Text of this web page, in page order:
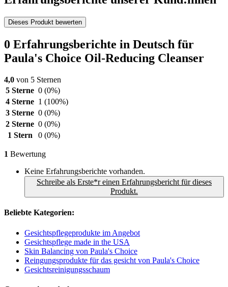
Dieses Produkt bewerten
0 Erfahrungsberichte in Deutsch für
Paula's Choice Oil-Reducing Cleanser
4,0 von 5 Sternen
5 Sterne 0 (0%)
4 Sterne 1 (100%)
3 Sterne 0 (0%)
2 Sterne 0 (0%)
1 Stern
0 (0%)
1 Bewertung
Keine Erfahrungsberichte vorhanden.
Schreibe als Erste*r einen Erfahrungsbericht für dieses
Produkt.
Beliebte Kategorien:
Gesichtspflegeprodukte im Angebot
Gesichtspflege made in the USA
Skin Balancing von Paula's Choice
Reingungsprodukte für das gesicht von Paula's Choice
Gesichtsreinigungsschaum